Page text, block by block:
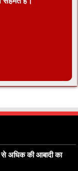
से अधिक की आबादी का